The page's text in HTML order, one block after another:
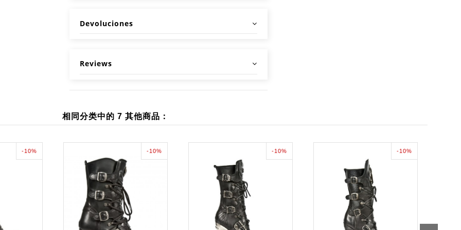
Devoluciones
Reviews
相同分类中的 7 其他商品：
-10% -10% -10% -10%